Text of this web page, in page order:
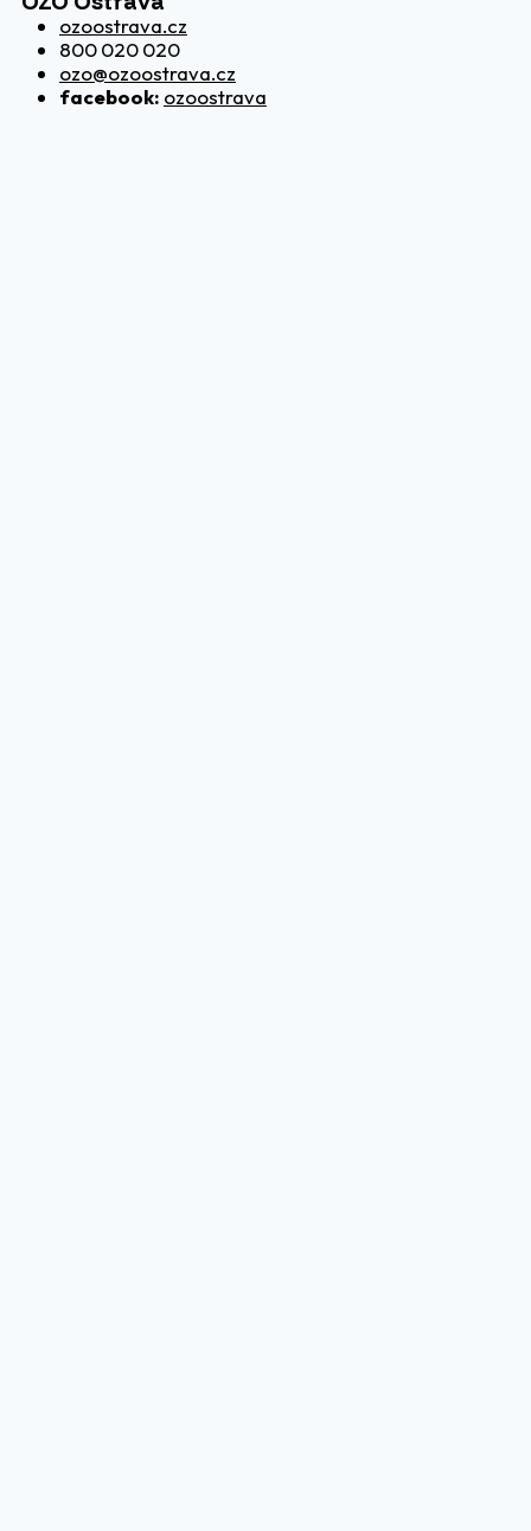
ozoostrava.cz
800 020 020
ozo@ozoostrava.cz
facebook: ozoostrava